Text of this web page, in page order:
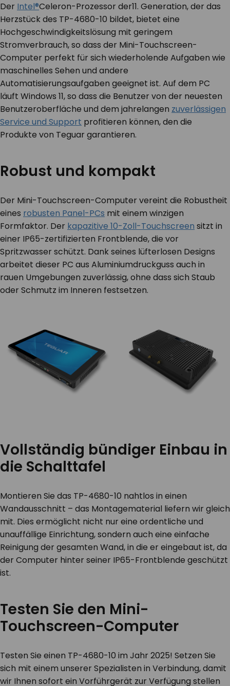
Der Intel®Celeron-Prozessor der11. Generation, der das
Herzstück des TP-4680-10 bildet, bietet eine
Hochgeschwindigkeitslösung mit geringem
Stromverbrauch, so dass der Mini-Touchscreen-
Computer perfekt für sich wiederholende Aufgaben wie
maschinelles Sehen und andere
Automatisierungsaufgaben geeignet ist. Auf dem PC
läuft Windows 11, so dass die Benutzer von der neuesten
Benutzeroberfläche und dem jahrelangen zuverlässigen
Service und Support profitieren können, den die
Produkte von Teguar garantieren.
Robust und kompakt
Der Mini-Touchscreen-Computer vereint die Robustheit
eines robusten Panel-PCs mit einem winzigen
Formfaktor. Der kapazitive 10-Zoll-Touchscreen sitzt in
einer IP65-zertifizierten Frontblende, die vor
Spritzwasser schützt. Dank seines lüfterlosen Designs
arbeitet dieser PC aus Aluminiumdruckguss auch in
rauen Umgebungen zuverlässig, ohne dass sich Staub
oder Schmutz im Inneren festsetzen.
Vollständig bündiger Einbau in
die Schalttafel
Montieren Sie das TP-4680-10 nahtlos in einen
Wandausschnitt – das Montagematerial liefern wir gleich
mit. Dies ermöglicht nicht nur eine ordentliche und
unauffällige Einrichtung, sondern auch eine einfache
Reinigung der gesamten Wand, in die er eingebaut ist, da
der Computer hinter seiner IP65-Frontblende geschützt
ist.
Testen Sie den Mini-
Touchscreen-Computer
Testen Sie einen TP-4680-10 im Jahr 2025! Setzen Sie
sich mit einem unserer Spezialisten in Verbindung, damit
wir Ihnen sofort ein Vorführgerät zur Verfügung stellen